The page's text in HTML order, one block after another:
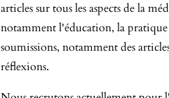
articles sur tous les aspects de la
notamment l'éducation, la pratique
soumissions, notamment des
réflexions.